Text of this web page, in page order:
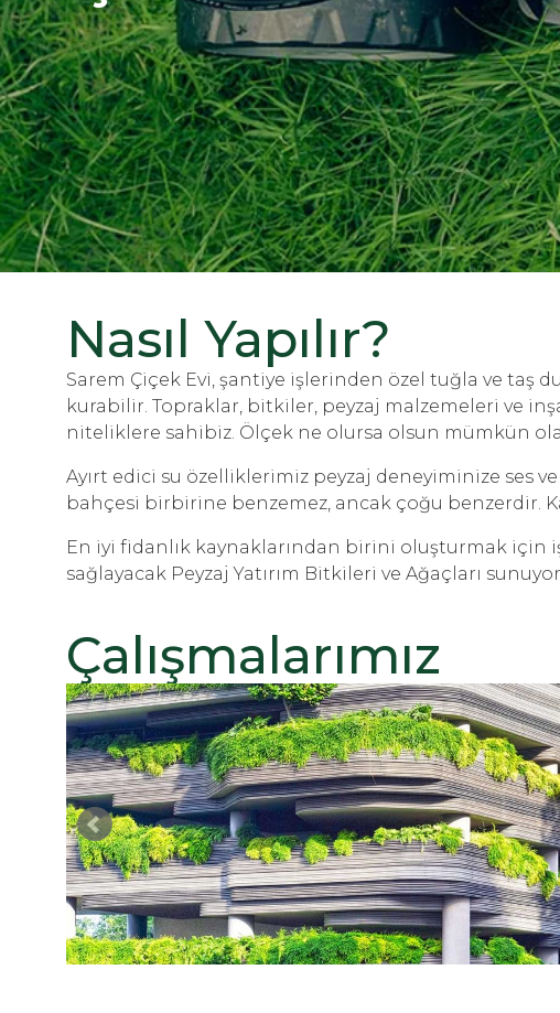
Nasıl Yapılır?
Sarem Çiçek Evi, şantiye işlerinden özel tuğla ve taş
kurabilir. Topraklar, bitkiler, peyzaj malzemeleri ve
niteliklere sahibiz. Ölçek ne olursa olsun mümkün
Ayırt edici su özelliklerimiz peyzaj deneyiminize ses
bahçesi birbirine benzemez, ancak çoğu benzerdir.
En iyi fidanlık kaynaklarından birini oluşturmak için
sağlayacak Peyzaj Yatırım Bitkileri ve Ağaçları
Çalışmalarımız